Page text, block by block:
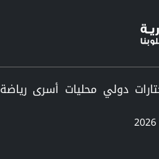
دولي محليات أسرى رياضة